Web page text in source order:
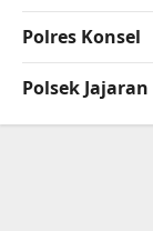
Polres Konsel
Polsek Jajaran